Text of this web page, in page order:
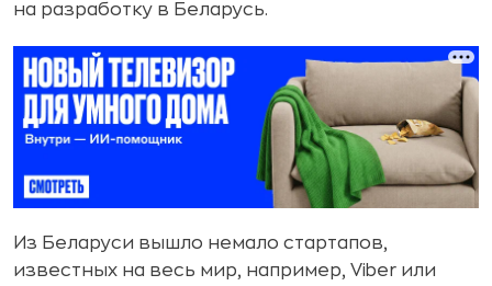
на разработку в Беларусь.
Из Беларуси вышло немало стартапов,
известных на весь мир, например, Viber или